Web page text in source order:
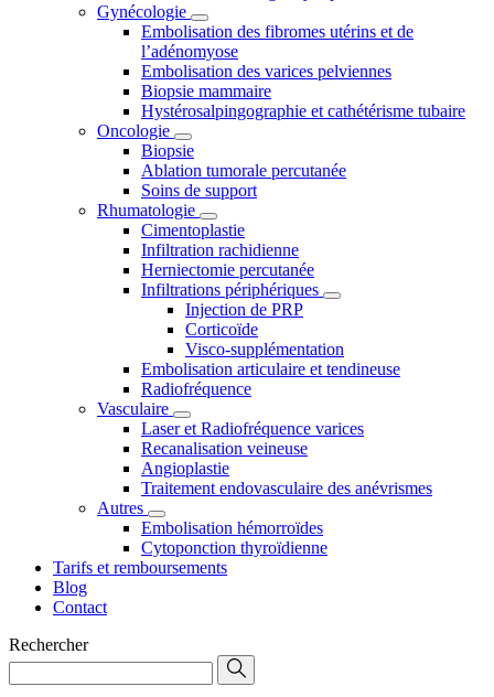
Gynécologie
Embolisation des fibromes utérins et de
l’adénomyose
Embolisation des varices pelviennes
Biopsie mammaire
Hystérosalpingographie et cathétérisme tubaire
Oncologie
Biopsie
Ablation tumorale percutanée
Soins de support
Rhumatologie
Cimentoplastie
Infiltration rachidienne
Herniectomie percutanée
Infiltrations périphériques
Injection de PRP
Corticoïde
Visco-supplémentation
Embolisation articulaire et tendineuse
Radiofréquence
Vasculaire
Laser et Radiofréquence varices
Recanalisation veineuse
Angioplastie
Traitement endovasculaire des anévrismes
Autres
Embolisation hémorroïdes
Cytoponction thyroïdienne
Tarifs et remboursements
Blog
Contact
Rechercher